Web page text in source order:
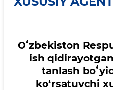
Oʻzbekiston
ish
tanlash
ko‘rsatuvchi